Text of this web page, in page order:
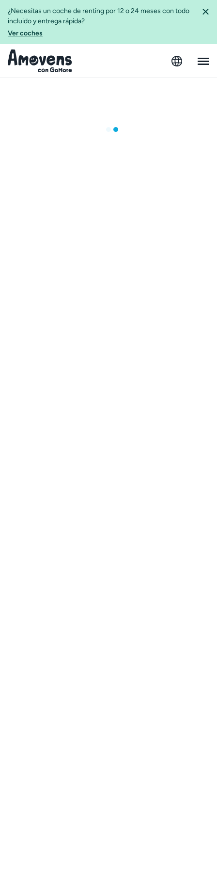
¿Necesitas un coche de renting por 12 o 24 meses con todo
incluido y entrega rápida?
Ver coches